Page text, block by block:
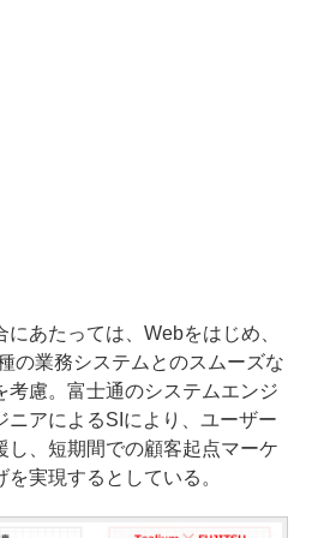
あたっては、Webをはじめ、
の業務システムとのスムーズな
考慮。富士通のシステムエンジ
ニアによるSIにより、ユーザー
し、短期間での顧客起点マーケ
実現するとしている。